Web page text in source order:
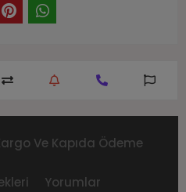
Ve Kapıda Ödeme
Yorumlar